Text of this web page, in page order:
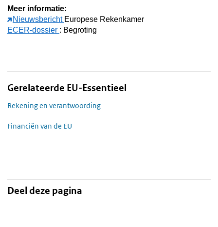
Meer informatie:
Nieuwsbericht Europese Rekenkamer
ECER-dossier : Begroting
Gerelateerde EU-Essentieel
Rekening en verantwoording
Financiën van de EU
Deel deze pagina